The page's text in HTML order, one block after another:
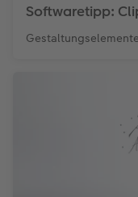
Softwaretipp: